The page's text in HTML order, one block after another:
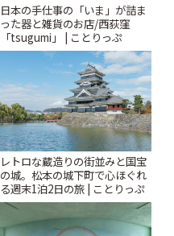
日本の手仕事の「いま」が詰ま
った器と雑貨のお店/西荻窪
「tsugumi」 | ことりっぷ
レトロな蔵造りの街並みと国宝
の城。松本の城下町で心ほぐれ
る週末1泊2日の旅 | ことりっぷ